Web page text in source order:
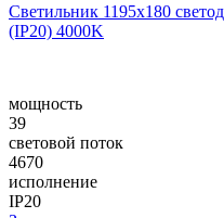
Светильник 1195x180
(IP20) 4000K
мощность
39
световой поток
4670
исполнение
IP20